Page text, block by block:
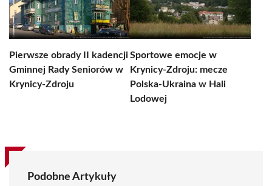
Pierwsze obrady II kadencji
Gminnej Rady Seniorów w
Krynicy-Zdroju
Sportowe emocje w
Krynicy-Zdroju: mecze
Polska-Ukraina w Hali
Lodowej
Podobne Artykuły